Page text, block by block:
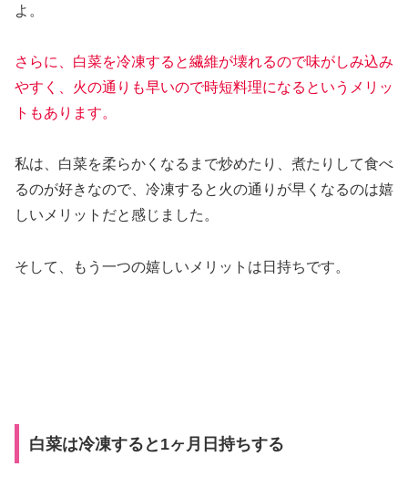
よ。
さらに、白菜を冷凍すると繊維が壊れるので味がしみ込み
やすく、火の通りも早いので時短料理になるというメリッ
トもあります。
私は、白菜を柔らかくなるまで炒めたり、煮たりして食べ
るのが好きなので、冷凍すると火の通りが早くなるのは嬉
しいメリットだと感じました。
そして、もう一つの嬉しいメリットは日持ちです。
白菜は冷凍すると1ヶ月日持ちする